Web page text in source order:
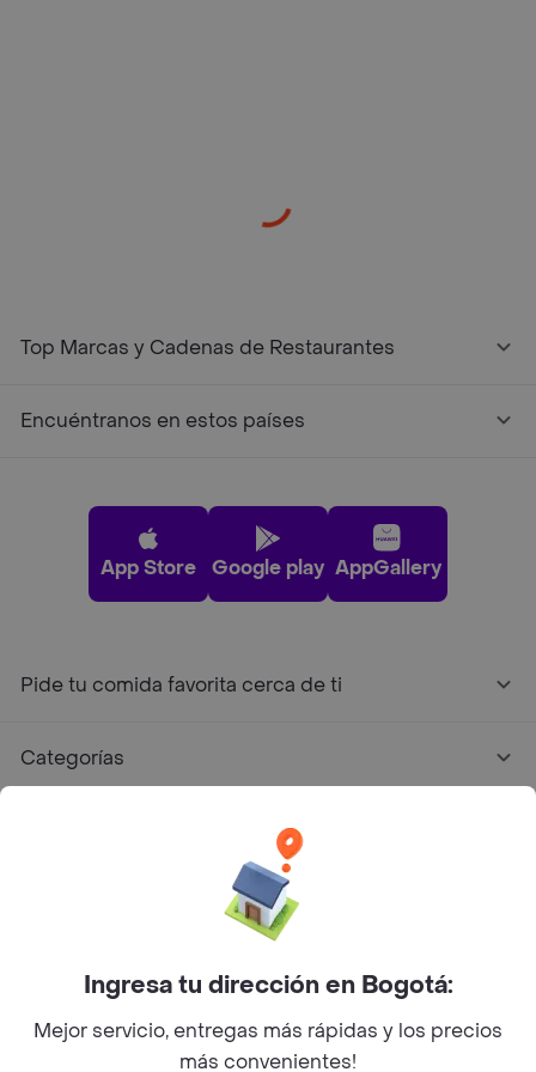
Top Marcas y Cadenas de Restaurantes
Encuéntranos en estos países
App Store Google play AppGallery
Pide tu comida favorita cerca de ti
Categorías
Facebook
Twitter
Instagram
©2026Rappi Inc. All rights reserved.
Ingresa tu dirección en Bogotá:
Mejor servicio, entregas más rápidas y los precios
más convenientes!